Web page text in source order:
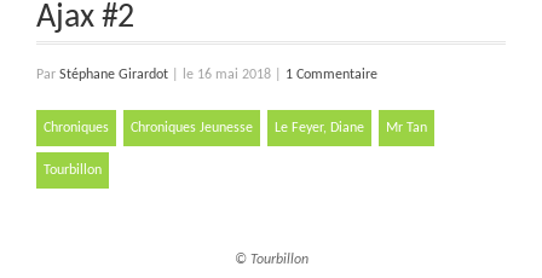
Ajax #2
Par Stéphane Girardot le 16 mai 2018 1 Commentaire
Chroniques Chroniques Jeunesse Le Feyer, Diane Mr Tan
Tourbillon
© Tourbillon